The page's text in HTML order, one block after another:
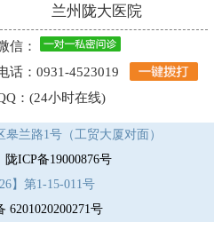
兰州陇大医院
信：
话：0931-4523019
：(24小时在线)
兰路1号（工贸大厦对面）
陇ICP备19000876号
】第1-15-011号
6201020200271号